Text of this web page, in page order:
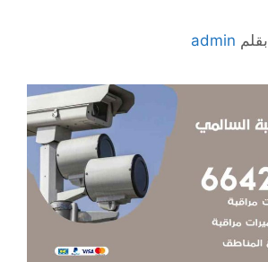
بقلم admin